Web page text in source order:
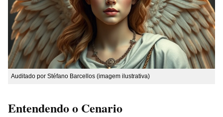
Auditado por Stéfano Barcellos (imagem ilustrativa)
Entendendo o Cenario